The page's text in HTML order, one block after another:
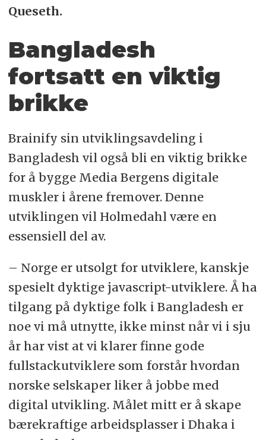
Queseth.
Bangladesh
fortsatt en viktig
brikke
Brainify sin utviklingsavdeling i
Bangladesh vil også bli en viktig brikke
for å bygge Media Bergens digitale
muskler i årene fremover. Denne
utviklingen vil Holmedahl være en
essensiell del av.
– Norge er utsolgt for utviklere, kanskje
spesielt dyktige javascript-utviklere. Å ha
tilgang på dyktige folk i Bangladesh er
noe vi må utnytte, ikke minst når vi i sju
år har vist at vi klarer finne gode
fullstackutviklere som forstår hvordan
norske selskaper liker å jobbe med
digital utvikling. Målet mitt er å skape
bærekraftige arbeidsplasser i Dhaka i